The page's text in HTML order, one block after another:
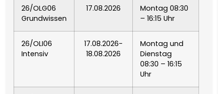
GALEGO
26/OLG06
Grundwissen
17.08.2026
Montag 08:30
– 16:15 Uhr
26/OLI06
Intensiv
17.08.2026-
18.08.2026
Montag und
Dienstag
08:30 – 16:15
Uhr